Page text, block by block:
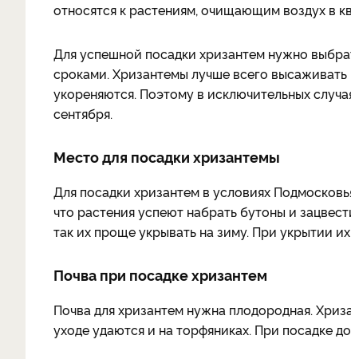
относятся к растениям, очищающим воздух в
Для успешной посадки хризантем нужно
сроками. Хризантемы лучше всего
укореняются. Поэтому в исключительных
сентября.
Место для посадки хризантемы
Для посадки хризантем в условиях
что растения успеют набрать бутоны и
так их проще укрывать на зиму. При укрытии
Почва при посадке хризантем
Почва для хризантем нужна плодородная.
уходе удаются и на торфяниках. При посадке